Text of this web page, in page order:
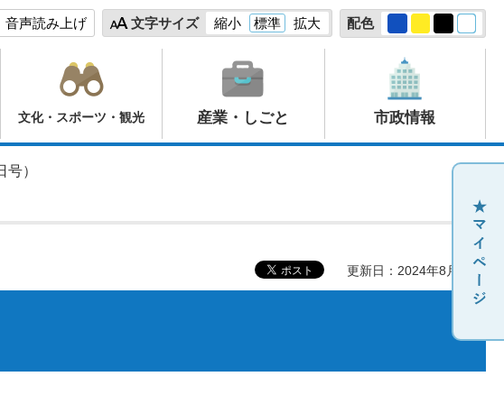
音声読み上げ 文字サイズ 縮小 標準 拡大 配色
文化・スポーツ・観光 産業・しごと 市政情報
）
更新日：2024年8月28日